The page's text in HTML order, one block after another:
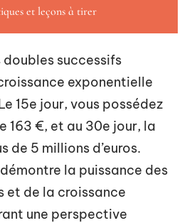
et leçons à tirer
successifs
exponentielle
15e jour, vous possédez
163 €, et au 30e jour, la
de 5 millions d’euros.
la puissance des
et de la croissance
une perspective